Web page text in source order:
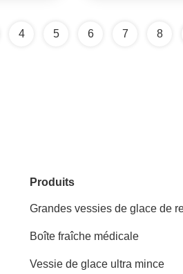
4 5 6 7 8
Produits
Grandes vessies de glace de
Boîte fraîche médicale
Vessie de glace ultra mince